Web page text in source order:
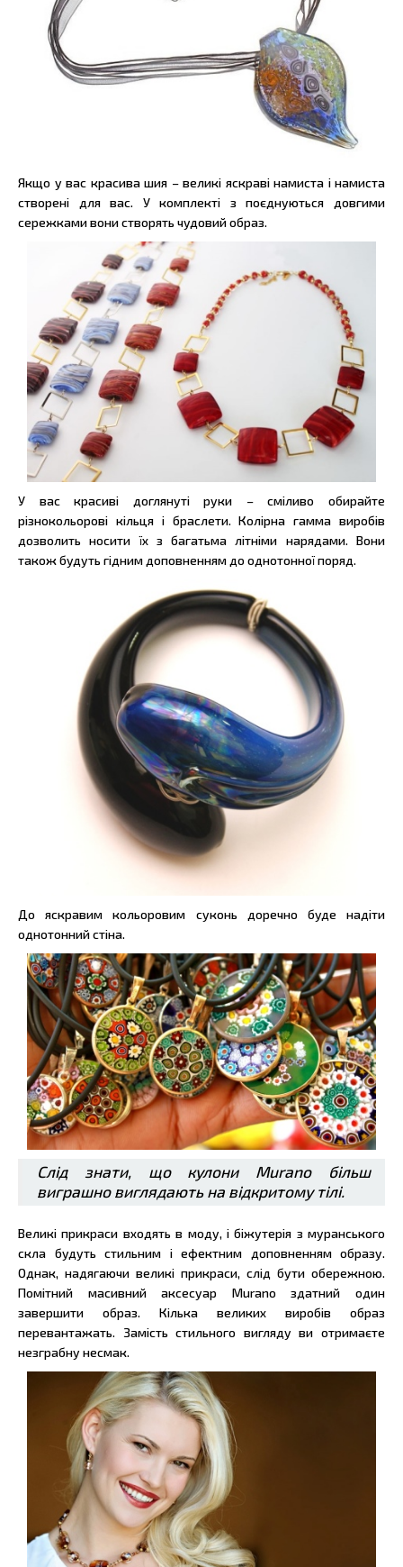
Якщо у вас красива шия – великі яскраві намиста і намиста
створені для вас. У комплекті з поєднуються довгими
сережками вони створять чудовий образ.
У вас красиві доглянуті руки – сміливо обирайте
різнокольорові кільця і браслети. Колірна гамма виробів
дозволить носити їх з багатьма літніми нарядами. Вони
також будуть гідним доповненням до однотонної поряд.
До яскравим кольоровим суконь доречно буде надіти
однотонний стіна.
Слід знати, що кулони Murano більш
виграшно виглядають на відкритому тілі.
Великі прикраси входять в моду, і біжутерія з муранського
скла будуть стильним і ефектним доповненням образу.
Однак, надягаючи великі прикраси, слід бути обережною.
Помітний масивний аксесуар Murano здатний один
завершити образ. Кілька великих виробів образ
перевантажать. Замість стильного вигляду ви отримаєте
незграбну несмак.